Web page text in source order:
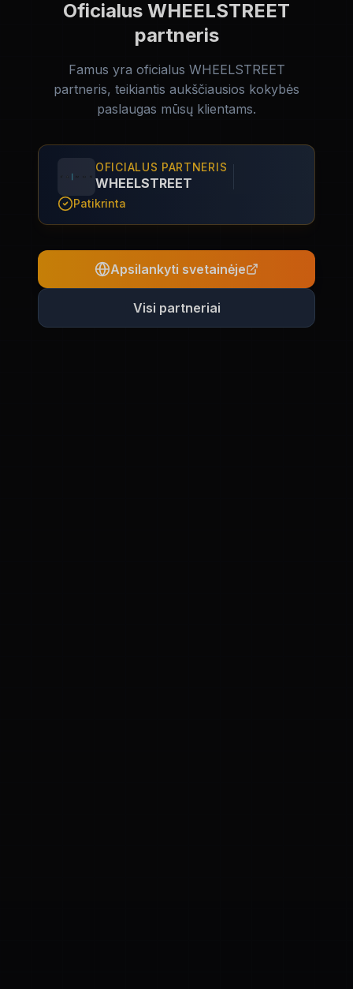
Oficialus WHEELSTREET
partneris
Famus yra oficialus WHEELSTREET
partneris, teikiantis aukščiausios kokybės
paslaugas mūsų klientams.
OFICIALUS PARTNERIS
WHEELSTREET
Patikrinta
Apsilankyti svetainėje
Visi partneriai